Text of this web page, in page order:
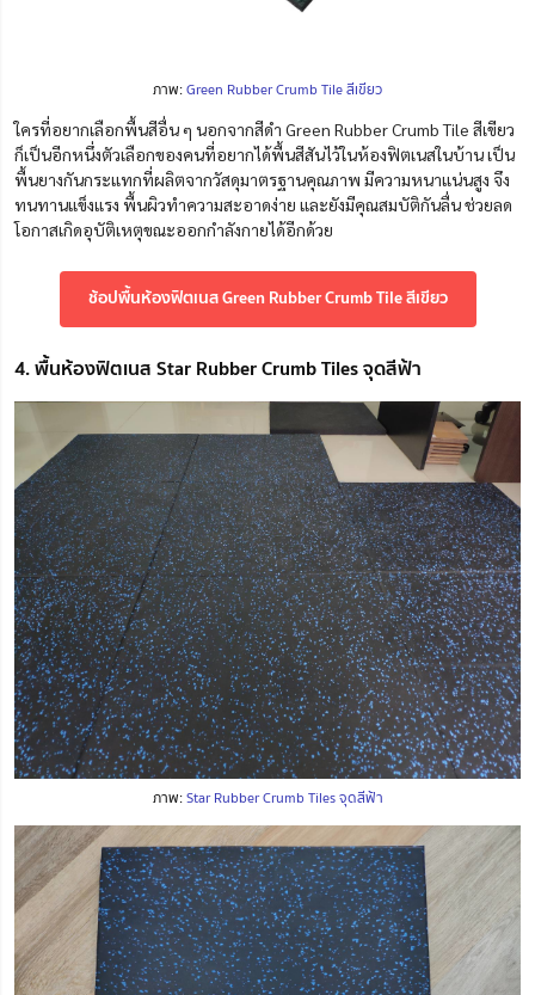
ภาพ:Green Rubber Crumb Tile สีเขียว
ใครที่อยากเลือกพื้นสีอื่น ๆ นอกจากสีดำ Green Rubber Crumb Tile สีเขียว
ก็เป็นอีกหนึ่งตัวเลือกของคนที่อยากได้พื้นสีสันไว้ในห้องฟิตเนสในบ้าน เป็น
พื้นยางกันกระแทกที่ผลิตจากวัสดุมาตรฐานคุณภาพ มีความหนาแน่นสูง จึง
ทนทานแข็งแรง พื้นผิวทำความสะอาดง่าย และยังมีคุณสมบัติกันลื่น ช่วยลด
โอกาสเกิดอุบัติเหตุขณะออกกำลังกายได้อีกด้วย
ช้อปพื้นห้องฟิตเนส Green Rubber Crumb Tile สีเขียว
4. พื้นห้องฟิตเนส Star Rubber Crumb Tiles จุดสีฟ้า
ภาพ:Star Rubber Crumb Tiles จุดสีฟ้า